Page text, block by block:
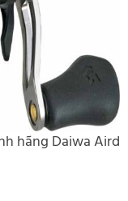
hãng Daiwa Aird